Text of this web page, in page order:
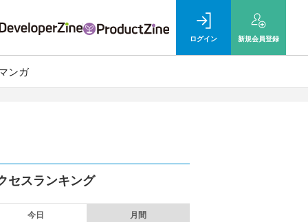
ログイン 新規会員登録
ンガ
セスランキング
今日 月間